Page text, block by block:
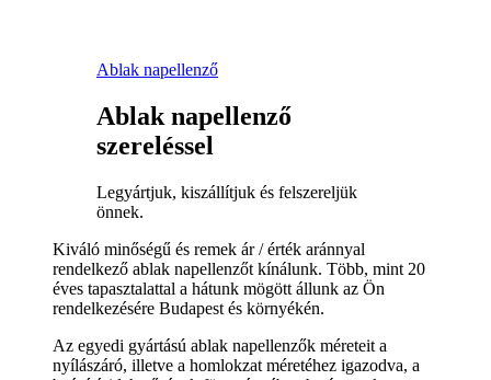
Ablak napellenző
Ablak napellenző
szereléssel
Legyártjuk, kiszállítjuk és felszereljük
önnek.
Kiváló minőségű és remek ár / érték aránnyal
rendelkező ablak napellenzőt kínálunk. Több, mint 20
éves tapasztalattal a hátunk mögött állunk az Ön
rendelkezésére Budapest és környékén.
Az egyedi gyártású ablak napellenzők méreteit a
nyílászáró, illetve a homlokzat méretéhez igazodva, a